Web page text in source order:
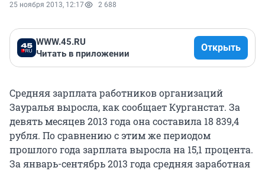
25 ноября 2013, 12:17 2 688
WWW.45.RU
Читать в приложении
Открыть
Средняя зарплата работников организаций
Зауралья выросла, как сообщает Курганстат. За
девять месяцев 2013 года она составила 18 839,4
рубля. По сравнению с этим же периодом
прошлого года зарплата выросла на 15,1 процента.
За январь-сентябрь 2013 года средняя заработная